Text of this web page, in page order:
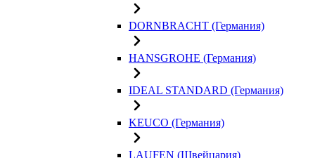
DORNBRACHT (Германия)
HANSGROHE (Германия)
IDEAL STANDARD (Германия)
KEUCO (Германия)
LAUFEN (Швейцария)